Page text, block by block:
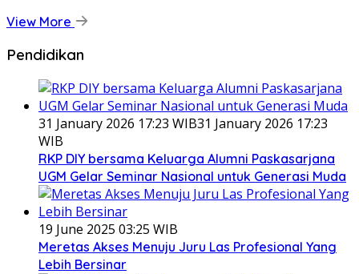
View More
Pendidikan
31 January 2026 17:23 WIB31 January 2026 17:23
WIB
RKP DIY bersama Keluarga Alumni Paskasarjana
UGM Gelar Seminar Nasional untuk Generasi Muda
19 June 2025 03:25 WIB
Meretas Akses Menuju Juru Las Profesional Yang
Lebih Bersinar